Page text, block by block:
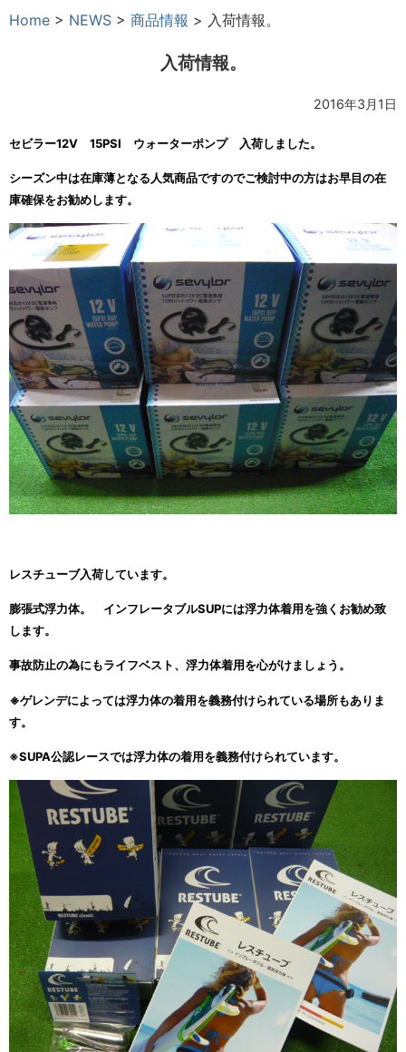
Home > NEWS > 商品情報 > 入荷情報。
入荷情報。
2016年3月1日
セビラー12V 15PSI ウォーターポンプ 入荷しました。
シーズン中は在庫薄となる人気商品ですのでご検討中の方はお早目の在
庫確保をお勧めします。
レスチューブ入荷しています。
膨張式浮力体。 インフレータブルSUPには浮力体着用を強くお勧め致
します。
事故防止の為にもライフベスト、 浮力体着用を心がけましょう 。
※ゲレンデによっては浮力体の着用を義務付けられている場所もありま
す。
※SUPA公認レースでは浮力体の着用を義務付けられています。